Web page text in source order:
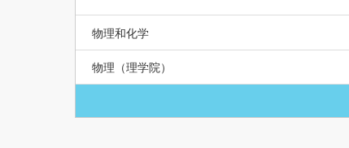
物理和化学
物理（理学院）